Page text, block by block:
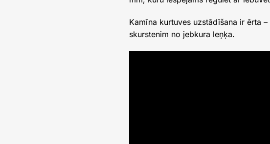
Kamīna kurtuves uzstādīšana ir ērta
skurstenim no jebkura leņķa.